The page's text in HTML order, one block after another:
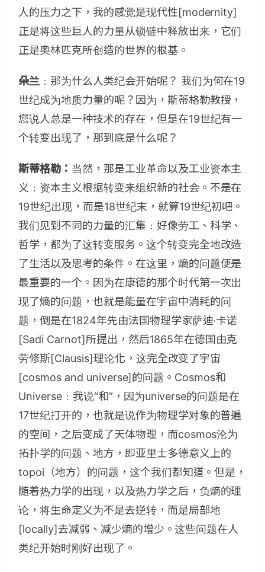
人的压力之下，我的感觉是现代性[modernity]
正是将这些巨人的力量从锁链中释放出来，它们
正是奥林匹克所创造的世界的根基。
朵兰 ﹕那为什么人类纪会开始呢？ 我们为何在19
世纪成为地质力量的呢？因为，斯蒂格勒教授，
您说人总是一种技术的存在，但是在19世纪有一
个转变出现了，那到底是什么呢？
斯蒂格勒： 当然，那是工业革命以及工业资本主
义﹕资本主义根据转变来组织新的社会。不是在
19世纪出现，而是18世纪末，就算19世纪初吧。
我们见到不同的力量的汇集﹕好像劳工、科学、
哲学，都为了这转变服务。这个转变完全地改造
了生活以及思考的条件。在这里，熵的问题便是
最重要的一个。因为在康德的那个时代第一次出
现了熵的问题，也就是能量在宇宙中消耗的问
题，倒是在1824年先由法国物理学家萨迪·卡诺
[Sadi Carnot]所提出，然后1865年在德国由克
劳修斯[Clausis]理论化，这完全改变了宇宙
[cosmos and universe]的问题。Cosmos和
Universe﹕我说“和”，因为universe的问题是在
17世纪打开的，也就是说作为物理学对象的普遍
的空间，之后变成了天体物理，而cosmos沦为
拓扑学的问题、地方，即亚里士多德意义上的
topoi（地方）的问题，这个我们都知道。但是，
随着热力学的出现，以及热力学之后，负熵的理
论，将生命定义为不是去逆转，而是局部地
[locally]去减弱、减少熵的增少。这些问题在人
类纪开始时刚好出现了。